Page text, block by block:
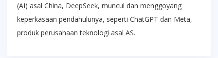
(AI) asal China, DeepSeek, muncul dan menggoyang
keperkasaan pendahulunya, seperti ChatGPT dan Meta,
produk perusahaan teknologi asal AS.